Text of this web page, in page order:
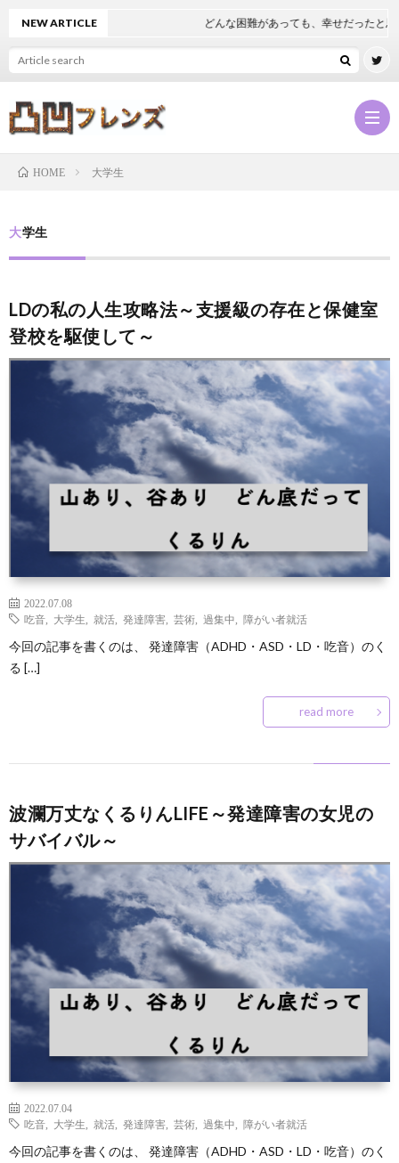
凹
フ
レ
ン
は
凸
凹
な
識
凸
凹
ぶ
き
お
屋
さ
ク
入
会
問
合
わ
NEW ARTICLE どんな困難があっても、幸せだったと思
HOME 大学生
大学生
LDの私の人生攻略法～支援級の存在と保健室
登校を駆使して～
2022.07.08
吃音
大学生 就活 発達障害 芸術 過集中 障がい者就活
今回の記事を書くのは、 発達障害（ADHD・ASD・LD・吃音）のく
る […]
read more
波瀾万丈なくるりんLIFE～発達障害の女児の
サバイバル～
2022.07.04
吃音
大学生 就活 発達障害 芸術 過集中 障がい者就活
今回の記事を書くのは、 発達障害（ADHD・ASD・LD・吃音）のく